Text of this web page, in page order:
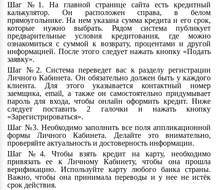
Шаг №1. На главной странице сайта есть кредитный
калькулятор. Он расположен справа, в белом
прямоугольнике. На нем указана сумма кредита и его срок,
которые нужно выбрать. Рядом система публикует
предварительные условия кредитования, где можно
ознакомиться с суммой к возврату, процентами и другой
информацией. После этого следует нажать кнопку «Подать
заявку».
Шаг №2. Система переведет вас к разделу регистрации
Личного Кабинета. Он обязательно должен быть у каждого
клиента. Для этого указывается контактный номер
заемщика, email, а также он самостоятельно придумывает
пароль для входа, чтобы онлайн оформить кредит. Ниже
следует поставить 2 галочки и нажать кнопку
«Зарегистрироваться».
Шаг №3. Необходимо заполнить все поля аппликационной
формы Личного Кабинета. Делайте это внимательно,
проверяйте актуальность и достоверность информации.
Шаг №4. Чтобы взять кредит на карту, необходимо
привязать ее к Личному Кабинету, чтобы она прошла
верификацию. Используйте карту любого банка страны.
Важно, чтобы она принимала переводы и у нее не истёк
срок действия.